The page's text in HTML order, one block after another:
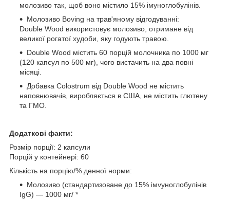
молозиво так, щоб воно містило 15% імуноглобулінів.
Молозиво Boving на трав'яному відгодуванні:
Double Wood використовує молозиво, отримане від
великої рогатої худоби, яку годують травою.
Double Wood містить 60 порцій молочника по 1000 мг
(120 капсул по 500 мг), чого вистачить на два повні
місяці.
Добавка Colostrum від Double Wood не містить
наповнювачів, виробляється в США, не містить глютену
та ГМО.
Додаткові факти:
Розмір порції: 2 капсули
Порцій у контейнері: 60
Кількість на порцію/% денної норми:
Молозиво (стандартизоване до 15% імvуноглобулінів
IgG) — 1000 мг/ *